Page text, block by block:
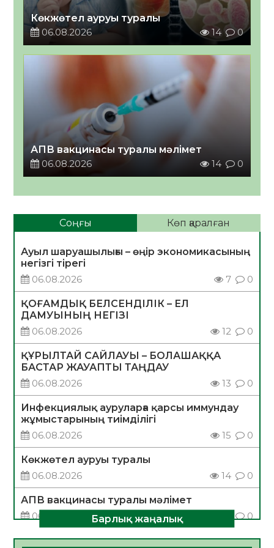
Көкжөтел ауруы туралы
06.08.2026
14 0
АПВ вакцинасы туралы мәлімет
06.08.2026
14 0
Соңғы Көп қаралған
Ауыл шаруашылығы – өңір экономикасының
негізгі тірегі
06.08.2026
7 0
ҚОҒАМДЫҚ БЕЛСЕНДІЛІК – ЕЛ
ДАМУЫНЫҢ НЕГІЗІ
06.08.2026
12 0
ҚҰРЫЛТАЙ САЙЛАУЫ – БОЛАШАҚҚА
БАСТАР ЖАУАПТЫ ТАҢДАУ
06.08.2026
13 0
Инфекциялық ауруларға қарсы иммундау
жұмыстарының тиімділігі
06.08.2026
15 0
Көкжөтел ауруы туралы
06.08.2026
14 0
АПВ вакцинасы туралы мәлімет
06.08.2026
0
Open Air: Қызылорда облысы полиция
Барлық жаңалық